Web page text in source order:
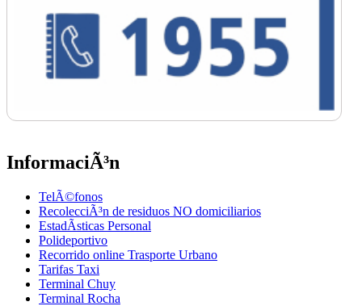
InformaciÃ³n
TelÃ©fonos
RecolecciÃ³n de residuos NO domiciliarios
EstadÃ­sticas Personal
Polideportivo
Recorrido online Trasporte Urbano
Tarifas Taxi
Terminal Chuy
Terminal Rocha